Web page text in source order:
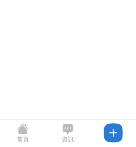
首頁 資訊